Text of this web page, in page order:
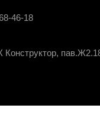
46-18
Конструктор,